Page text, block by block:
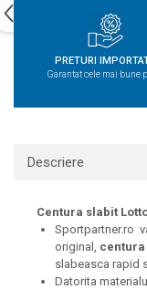
PRETURI
Garantat cele mai bune
Descriere
Centura slabit
Sportpartner.ro
original,
slabeasca rapid
Datorita